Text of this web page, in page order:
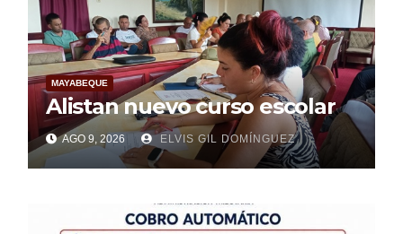
MAYABEQUE
Alistan nuevo curso escolar
AGO 9, 2026 ELVIS GIL DOMÍNGUEZ